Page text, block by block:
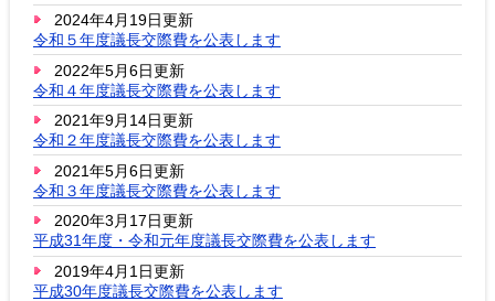
2024年4月19日更新
令和５年度議長交際費を公表します
2022年5月6日更新
令和４年度議長交際費を公表します
2021年9月14日更新
令和２年度議長交際費を公表します
2021年5月6日更新
令和３年度議長交際費を公表します
2020年3月17日更新
平成31年度・令和元年度議長交際費を公表します
2019年4月1日更新
平成30年度議長交際費を公表します